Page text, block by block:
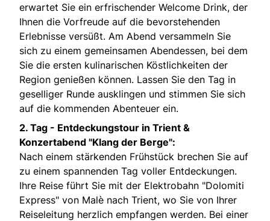
erwartet Sie ein erfrischender Welcome Drink, der
Ihnen die Vorfreude auf die bevorstehenden
Erlebnisse versüßt. Am Abend versammeln Sie
sich zu einem gemeinsamen Abendessen, bei dem
Sie die ersten kulinarischen Köstlichkeiten der
Region genießen können. Lassen Sie den Tag in
geselliger Runde ausklingen und stimmen Sie sich
auf die kommenden Abenteuer ein.
2. Tag - Entdeckungstour in Trient &
Konzertabend "Klang der Berge":
Nach einem stärkenden Frühstück brechen Sie auf
zu einem spannenden Tag voller Entdeckungen.
Ihre Reise führt Sie mit der Elektrobahn "Dolomiti
Express" von Malè nach Trient, wo Sie von Ihrer
Reiseleitung herzlich empfangen werden. Bei einer